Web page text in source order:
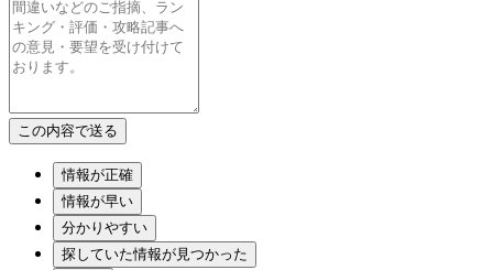
情報が正確
情報が早い
分かりやすい
探していた情報が見つかった